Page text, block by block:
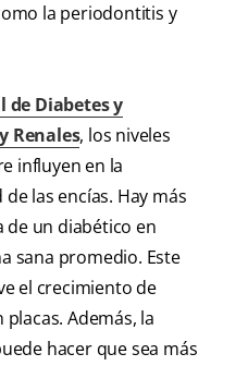
la periodontitis y
Diabetes y
Renales, los niveles
influyen en la
las encías. Hay más
de un diabético en
sana promedio. Este
el crecimiento de
Además, la
hacer que sea más